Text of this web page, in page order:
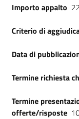
English
Seguici
su
Importo appalto
Criterio di
Data di
Termine richiesta
Termine
offerte/risposte